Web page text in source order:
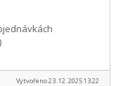
Vytvořeno 23. 12. 2025 13:22